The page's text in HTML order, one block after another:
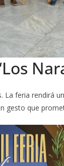
La feria rendirá un
que